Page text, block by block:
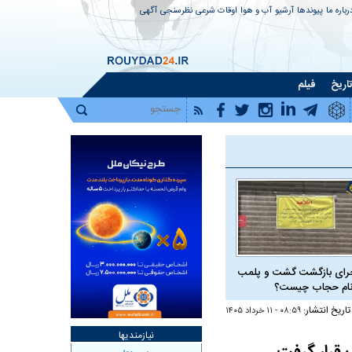
ما پیوندها آرشیو آب و هوا اوقات شرعی نظرسنجی آگهی
تاریخ فیلم
بازگشت گشت و پلمب
حجاب چیست؟
تاریخ انتشار: ۰۸:۵۹ - ۱۱ خرداد ۱۴۰۵
نیازمندیها